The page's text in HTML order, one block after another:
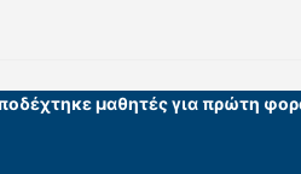
μαθητές για πρώτη